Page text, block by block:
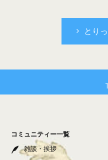
とり
コミュニティー一覧
雑談・挨拶